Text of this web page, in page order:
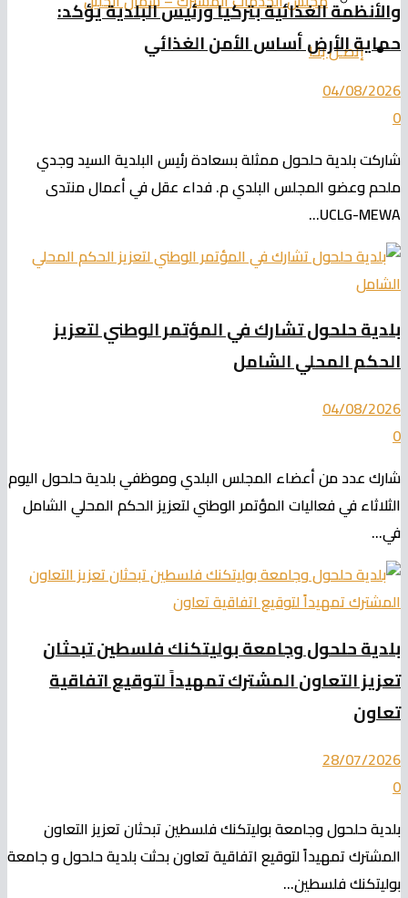
إتصـل بنـا
والأنظمة الغذائية بتركيا ورئيس البلدية يؤكد:
حماية الأرض أساس الأمن الغذائي
04/08/2026
0
شاركت بلدية حلحول ممثلة بسعادة رئيس البلدية السيد وجدي
ملحم وعضو المجلس البلدي م. فداء عقل في أعمال منتدى
UCLG-MEWA...
بلدية حلحول تشارك في المؤتمر الوطني لتعزيز
الحكم المحلي الشامل
04/08/2026
0
شارك عدد من أعضاء المجلس البلدي وموظفي بلدية حلحول اليوم
الثلاثاء في فعاليات المؤتمر الوطني لتعزيز الحكم المحلي الشامل
في...
بلدية حلحول وجامعة بوليتكنك فلسطين تبحثان
تعزيز التعاون المشترك تمهيداً لتوقيع اتفاقية
تعاون
28/07/2026
0
بلدية حلحول وجامعة بوليتكنك فلسطين تبحثان تعزيز التعاون
المشترك تمهيداً لتوقيع اتفاقية تعاون بحثت بلدية حلحول و جامعة
بوليتكنك فلسطين...